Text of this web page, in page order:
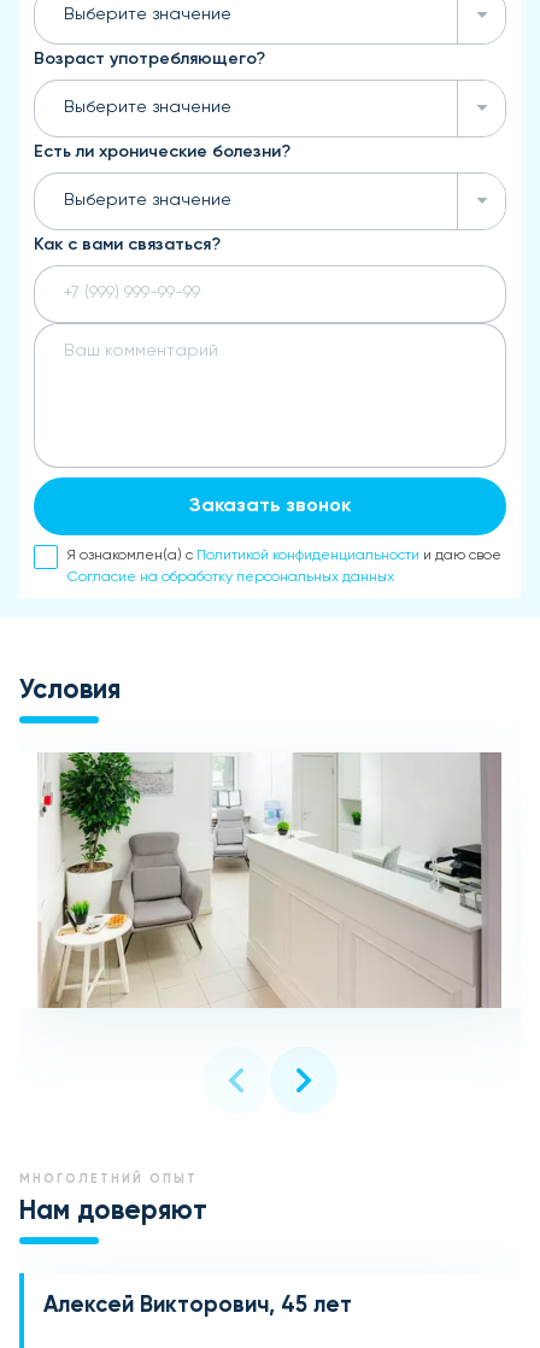
Выберите значение
Возраст употребляющего?
Выберите значение
Есть ли хронические болезни?
Выберите значение
Как с вами связаться?
Заказать звонок
Я ознакомлен(а) с Политикой конфиденциальности и даю свое
Согласие на обработку персональных данных
Условия
МНОГОЛЕТНИЙ ОПЫТ
Нам доверяют
Алексей Викторович, 45 лет
Марина Ивановна, 38 лет
Дмитрий Александрович, 29 лет
Елена Сергеевна, 52 года